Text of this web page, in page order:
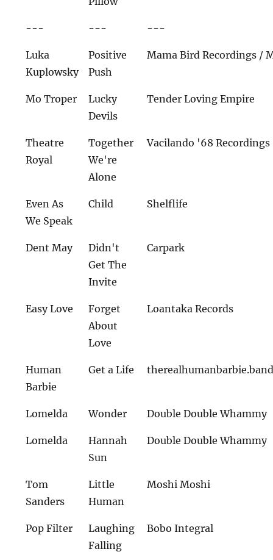
--- --- ---
Luka
Kuplowsky
Positive
Push
Mama Bird Recordings /
Mo Troper
Lucky
Devils
Tender Loving Empire
Theatre
Royal
Together
We're
Alone
Vacilando '68 Recordings
Even As
We Speak
Child Shelflife
Dent May
Didn't
Get The
Invite
Carpark
Easy Love
Forget
About
Love
Loantaka Records
Human
Barbie
Get a Life
Lomelda Wonder Double Double Whammy
Lomelda
Hannah
Sun
Double Double Whammy
Tom
Sanders
Little
Human
Moshi Moshi
Pop Filter
Laughing
Falling
Bobo Integral